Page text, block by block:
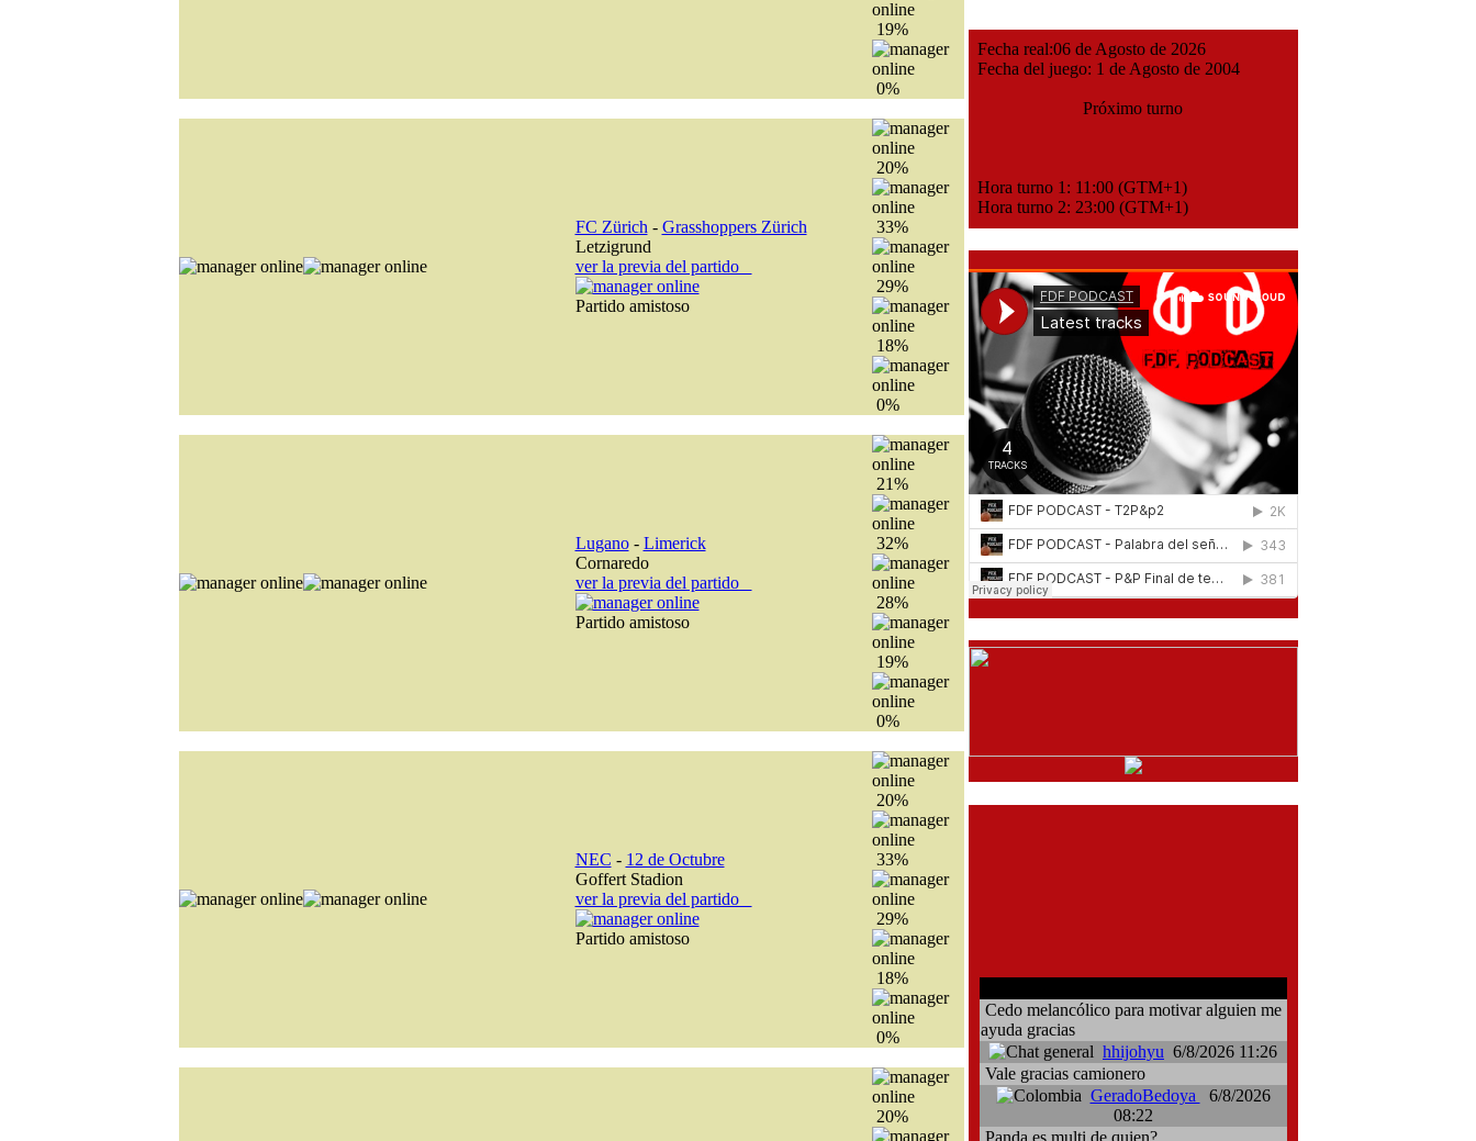
19%
0%
FC Zürich - Grasshoppers Zürich
Letzigrund
ver la previa del partido
Partido amistoso
20%
33%
29%
18%
0%
Lugano- Limerick
Cornaredo
ver la previa del partido
Partido amistoso
21%
32%
28%
19%
0%
NEC - 12 de Octubre
Goffert Stadion
ver la previa del partido
Partido amistoso
20%
33%
29%
18%
0%
20%
Fecha real:06 de Agosto de 2026
Fecha del juego: 1 de Agosto de 2004
Próximo turno
Hora turno 1: 11:00 (GTM+1)
Hora turno 2: 23:00 (GTM+1)
Cedo melancólico para motivar alguien me
ayuda gracias
hhijohyu 6/8/2026 11:26
Vale gracias camionero
GeradoBedoya
6/8/2026
08:22
Panda es multi de quien?